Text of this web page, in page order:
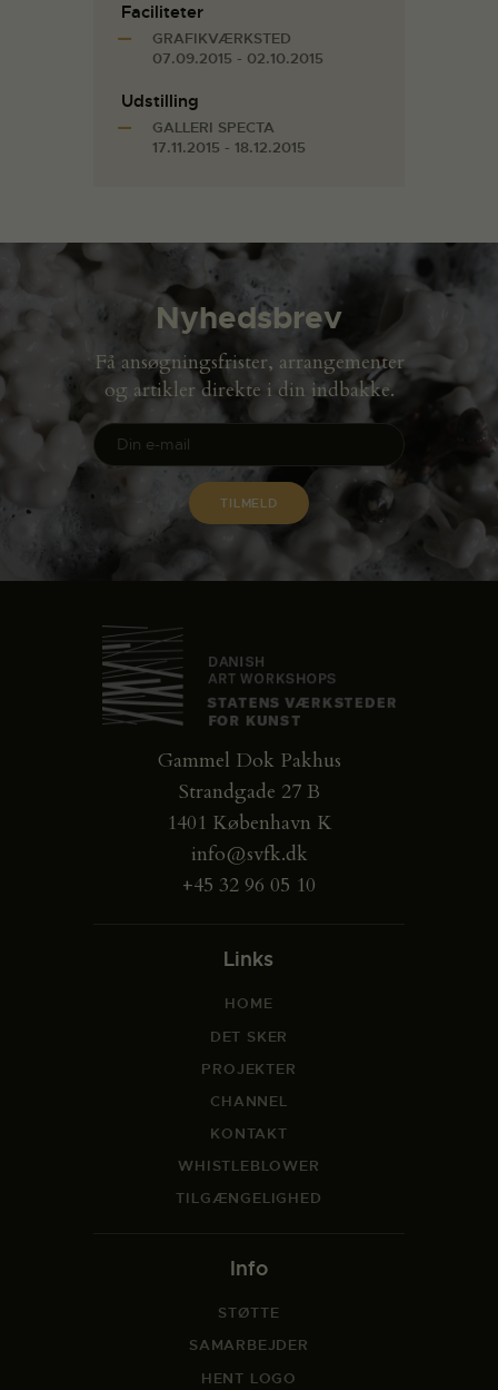
Faciliteter
GRAFIKVÆRKSTED
07.09.2015 - 02.10.2015
Udstilling
GALLERI SPECTA
17.11.2015 - 18.12.2015
Nyhedsbrev
Få ansøgningsfrister, arrangementer
og artikler direkte i din indbakke.
Gammel Dok Pakhus
Strandgade 27 B
1401 København K
info@svfk.dk
+45 32 96 05 10
Links
HOME
DET SKER
PROJEKTER
CHANNEL
KONTAKT
WHISTLEBLOWER
TILGÆNGELIGHED
Info
STØTTE
SAMARBEJDER
HENT LOGO